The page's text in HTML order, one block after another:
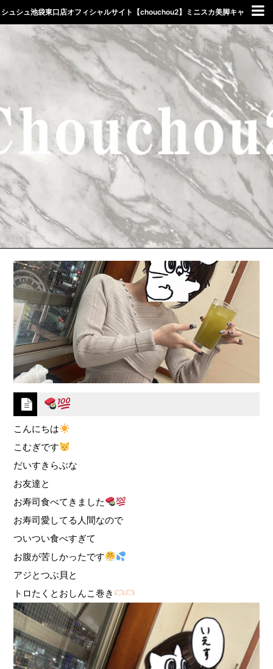
シュシュ池袋東口店オフィシャルサイト【chouchou2】ミニスカ美脚キャ
バクラしゅしゅ東
こんにちは
こむぎです
だいすきらぶな
お友達と
お寿司食べてきました
お寿司愛してる人間なので
ついつい食べすぎて
お腹が苦しかったです
アジとつぶ貝と
トロたくとおしんこ巻き